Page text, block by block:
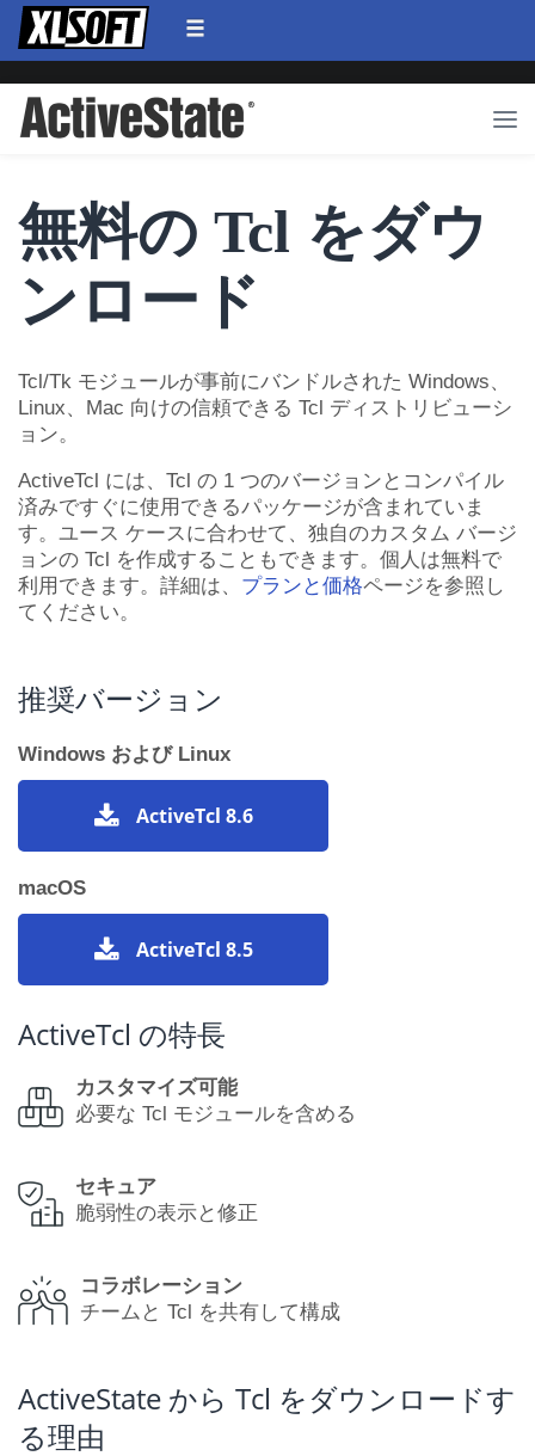
無料の Tcl をダウ
ンロード
Tcl/Tk モジュールが事前にバンドルされた Windows、
Linux、Mac 向けの信頼できる Tcl ディストリビューシ
ョン。
ActiveTcl には、Tcl の 1 つのバージョンとコンパイル
済みですぐに使用できるパッケージが含まれていま
す。ユース ケースに合わせて、独自のカスタム バージ
ョンの Tcl を作成することもできます。個人は無料で
利用できます。詳細は、 プランと価格ページを参照し
てください。
推奨バージョン
Windows および Linux
ActiveTcl 8.6
macOS
ActiveTcl 8.5
ActiveTcl の特長
カスタマイズ可能
必要な Tcl モジュールを含める
セキュア
脆弱性の表示と修正
コラボレーション
チームと Tcl を共有して構成
ActiveState から Tcl をダウンロードす
る理由